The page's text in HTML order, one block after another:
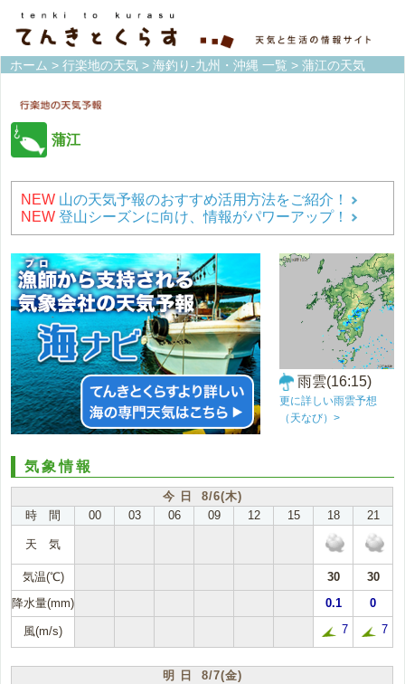
ホーム > 行楽地の天気 > 海釣り-九州・沖縄 一覧 > 蒲江の天気
蒲江
NEW 山の天気予報のおすすめ活用方法をご紹介！
NEW 登山シーズンに向け、情報がパワーアップ！
雨雲(16:15)
更に詳しい雨雲予想
（天なび）>
気象情報
今 日 8/6(木)
時 間
00 03 06 09 12 15 18 21
天 気
気温(℃) 30
30
降水量(mm)
0.1 0
風(m/s) 7 7
明 日 8/7(金)